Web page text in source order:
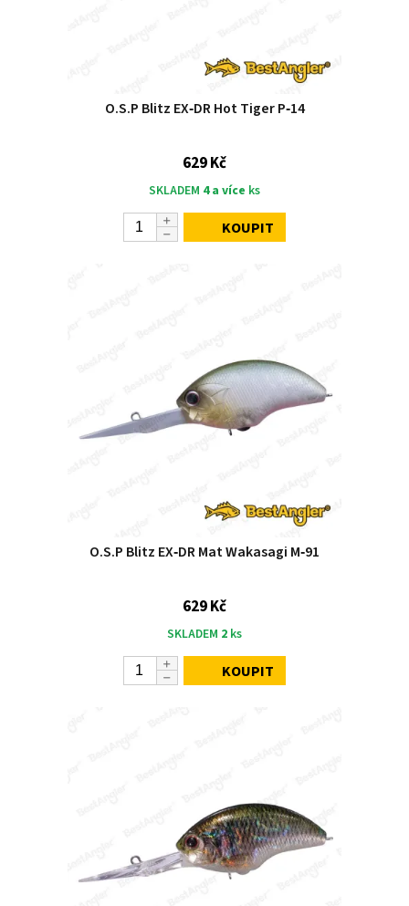
O.S.P Blitz EX‑DR Hot Tiger P‑14
629 Kč
SKLADEM 4 a více ks
KOUPIT
O.S.P Blitz EX‑DR Mat Wakasagi M‑91
629 Kč
SKLADEM 2 ks
KOUPIT